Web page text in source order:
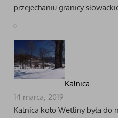
przejechaniu granicy
Kalnica
14 marca, 2019
Kalnica koło Wetliny była do